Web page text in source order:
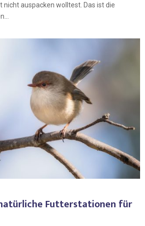
nicht auspacken wolltest. Das ist die
Futterstationen für